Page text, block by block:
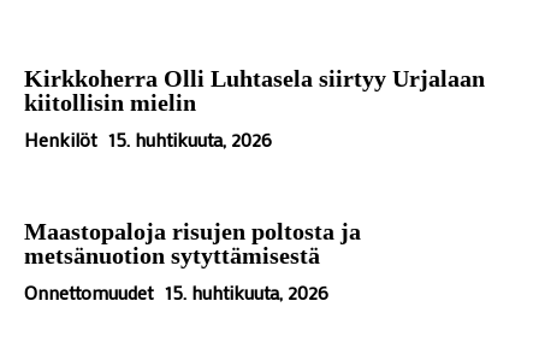
Kirkkoherra Olli Luhtasela siirtyy Urjalaan
kiitollisin mielin
Henkilöt 15. huhtikuuta, 2026
Maastopaloja risujen poltosta ja
metsänuotion sytyttämisestä
Onnettomuudet 15. huhtikuuta, 2026